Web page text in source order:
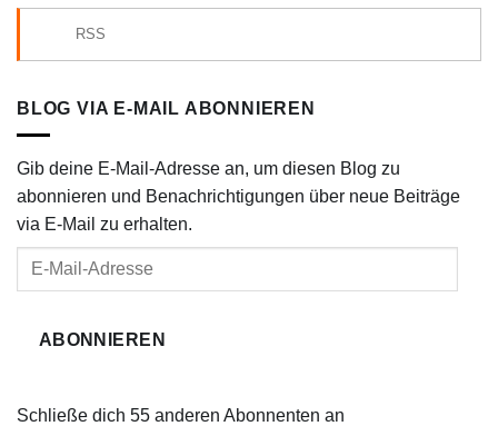
RSS
BLOG VIA E-MAIL ABONNIEREN
Gib deine E-Mail-Adresse an, um diesen Blog zu
abonnieren und Benachrichtigungen über neue Beiträge
via E-Mail zu erhalten.
ABONNIEREN
Schließe dich 55 anderen Abonnenten an